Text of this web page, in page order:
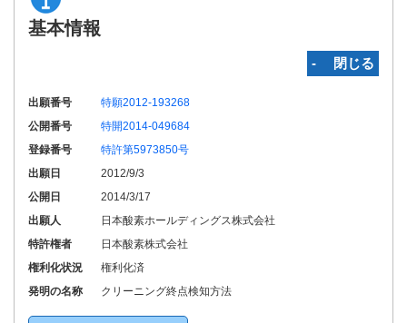
基本情報
‐ 閉じる
出願番号
特願2012-193268
公開番号
特開2014-049684
登録番号
特許第5973850号
出願日
2012/9/3
公開日
2014/3/17
出願人
日本酸素ホールディングス株式会社
特許権者
日本酸素株式会社
権利化状況
権利化済
発明の名称
クリーニング終点検知方法